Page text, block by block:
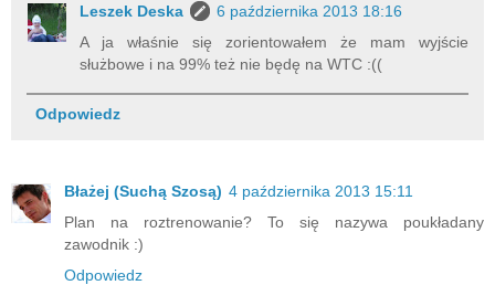
Leszek Deska
6 października 2013 18:16
A ja właśnie się zorientowałem że mam wyjście
służbowe i na 99% też nie będę na WTC :((
Odpowiedz
Błażej (Suchą Szosą) 4 października 2013 15:11
Plan na roztrenowanie? To się nazywa poukładany
zawodnik :)
Odpowiedz